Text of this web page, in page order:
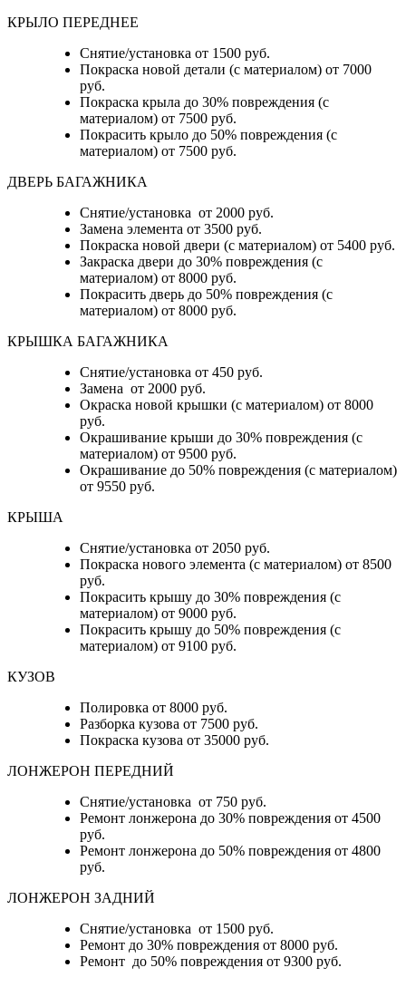
КРЫЛО ПЕРЕДНЕЕ
Снятие/установка от 1500 руб.
Покраска новой детали (с материалом) от 7000
руб.
Покраска крыла до 30% повреждения (с
материалом) от 7500 руб.
Покрасить крыло до 50% повреждения (с
материалом) от 7500 руб.
ДВЕРЬ БАГАЖНИКА
Снятие/установка от 2000 руб.
Замена элемента от 3500 руб.
Покраска новой двери (с материалом) от 5400 руб.
Закраска двери до 30% повреждения (с
материалом) от 8000 руб.
Покрасить дверь до 50% повреждения (с
материалом) от 8000 руб.
КРЫШКА БАГАЖНИКА
Снятие/установка от 450 руб.
Замена от 2000 руб.
Окраска новой крышки (с материалом) от 8000
руб.
Окрашивание крыши до 30% повреждения (с
материалом) от 9500 руб.
Окрашивание до 50% повреждения (с материалом)
от 9550 руб.
КРЫША
Снятие/установка от 2050 руб.
Покраска нового элемента (с материалом) от 8500
руб.
Покрасить крышу до 30% повреждения (с
материалом) от 9000 руб.
Покрасить крышу до 50% повреждения (с
материалом) от 9100 руб.
КУЗОВ
Полировка от 8000 руб.
Разборка кузова от 7500 руб.
Покраска кузова от 35000 руб.
ЛОНЖЕРОН ПЕРЕДНИЙ
Снятие/установка от 750 руб.
Ремонт лонжерона до 30% повреждения от 4500
руб.
Ремонт лонжерона до 50% повреждения от 4800
руб.
ЛОНЖЕРОН ЗАДНИЙ
Снятие/установка от 1500 руб.
Ремонт до 30% повреждения от 8000 руб.
Ремонт до 50% повреждения от 9300 руб.